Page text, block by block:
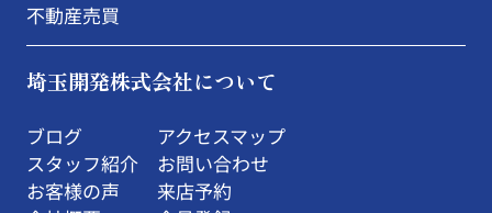
不動産売買
埼玉開発株式会社について
ブログ
スタッフ紹介
お客様の声
アクセスマップ
お問い合わせ
来店予約